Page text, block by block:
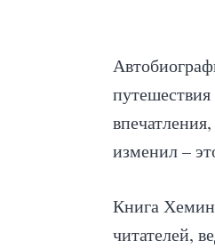
изменил –
Книга
читателей,